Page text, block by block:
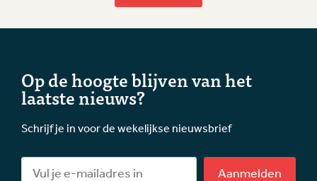
Op de hoogte blijven van het
laatste nieuws?
Schrijf je in voor de wekelijkse nieuwsbrief
Aanmelden